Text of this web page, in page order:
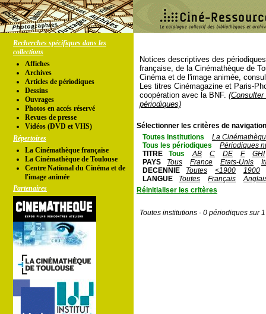
Recherches spécifiques dans les
collections
Affiches
Archives
Articles de périodiques
Dessins
Ouvrages
Photos en accés réservé
Revues de presse
Vidéos (DVD et VHS)
Répertoires
La Cinémathèque française
La Cinémathèque de Toulouse
Centre National du Cinéma et de
l'image animée
Partenaires
Notices descriptives des
française, de la Cinémathèque de
Cinéma et de l'image animée,
Les titres Cinémagazine et Paris-
coopération avec la BNF.
périodiques)
Sélectionner les critères de
Toutes institutions
La
Tous les périodiques
Périodiques
TITRE
Tous AB C DE F
GHI
PAYS
Tous France Etats-Unis
DECENNIE
Toutes <1900
1900
LANGUE
Toutes Français
Réinitialiser les critères
Toutes institutions - 0 périodiques sur